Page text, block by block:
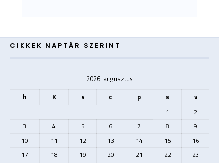
CIKKEK NAPTÁR SZERINT
2026. augusztus
h
K s c p s v
1
2
3
4 5 6 7 8
9
10
11 12 13 14 15
16
17
18 19 20 21 22
23